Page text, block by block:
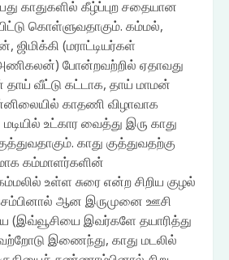
காதுகளில் கீழ்ப்புற சதையான
கொள்ளுவதாகும். கம்மல்,
(மராட்டியர்கள்
போன்றவற்றில் ஏதாவது
வீட்டு கட்டாக, தாய் மாமன்
காதணி விழாவாக
உட்கார வைத்து இரு காது
காது குத்துவதற்கு
கம்மாளர்களின்
உள்ள சுரை என்ற சிறிய குழல்
ஆன இருமுனை ஊசி
(இவ்வூசியை இவர்களே தயாரித்து
இணைந்து, காது மடலில்